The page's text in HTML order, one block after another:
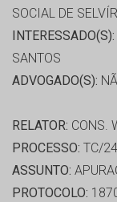
SOCIAL DE
INTERESSADO(S):
SANTOS
ADVOGADO(S):
RELATOR: CONS.
PROCESSO: TC/
ASSUNTO:
PROTOCOLO: